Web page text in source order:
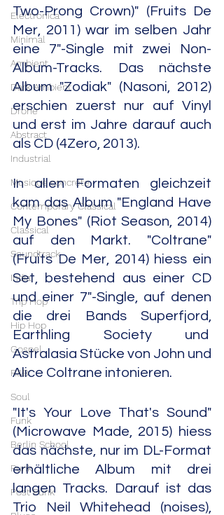
Electronica
Minimal
Ambient
Dark Ambient
Drone
Abstract
Industrial
Musique concrète
Contemporary Classical
Classical
Soundtrack
India
Trip Hop
Hip Hop
Gospel
R&B
Soul
Funk
Berlin School
Punk
Post Punk
Two-Prong Crown)" (Fruits De
Mer, 2011) war im selben Jahr
eine 7"-Single mit zwei Non-
Album-Tracks. Das nächste
Album "Zodiak" (Nasoni, 2012)
erschien zuerst nur auf Vinyl
und erst im Jahre darauf auch
als CD (4Zero, 2013).
In allen Formaten gleichzeit
kam das Album "England Have
My Bones" (Riot Season, 2014)
auf den Markt. "Coltrane"
(Fruits De Mer, 2014) hiess ein
Set, bestehend aus einer CD
und einer 7"-Single, auf denen
die drei Bands Superfjord,
Earthling Society und
Astralasia Stücke von John und
Alice Coltrane intonieren.
"It's Your Love That's Sound"
(Microwave Made, 2015) hiess
das nächste, nur im DL-Format
erhältliche Album mit drei
langen Tracks. Darauf ist das
Trio Neil Whitehead (noises),